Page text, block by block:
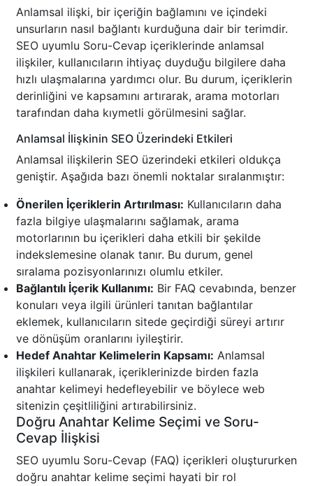
Anlamsal ilişki, bir içeriğin bağlamını ve içindeki
unsurların nasıl bağlantı kurduğuna dair bir terimdir.
SEO uyumlu Soru-Cevap içeriklerinde anlamsal
ilişkiler, kullanıcıların ihtiyaç duyduğu bilgilere daha
hızlı ulaşmalarına yardımcı olur. Bu durum, içeriklerin
derinliğini ve kapsamını artırarak, arama motorları
tarafından daha kıymetli görülmesini sağlar.
Anlamsal İlişkinin SEO Üzerindeki Etkileri
Anlamsal ilişkilerin SEO üzerindeki etkileri oldukça
geniştir. Aşağıda bazı önemli noktalar sıralanmıştır:
Önerilen İçeriklerin Artırılması: Kullanıcıların daha
fazla bilgiye ulaşmalarını sağlamak, arama
motorlarının bu içerikleri daha etkili bir şekilde
indekslemesine olanak tanır. Bu durum, genel
sıralama pozisyonlarınızı olumlu etkiler.
Bağlantılı İçerik Kullanımı: Bir FAQ cevabında, benzer
konuları veya ilgili ürünleri tanıtan bağlantılar
eklemek, kullanıcıların sitede geçirdiği süreyi artırır
ve dönüşüm oranlarını iyileştirir.
Hedef Anahtar Kelimelerin Kapsamı: Anlamsal
ilişkileri kullanarak, içeriklerinizde birden fazla
anahtar kelimeyi hedefleyebilir ve böylece web
sitenizin çeşitliliğini artırabilirsiniz.
Doğru Anahtar Kelime Seçimi ve Soru-
Cevap İlişkisi
SEO uyumlu Soru-Cevap (FAQ) içerikleri oluştururken
doğru anahtar kelime seçimi hayati bir rol